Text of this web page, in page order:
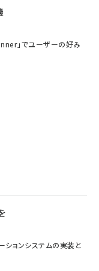
」でユーザーの好み
ションシステムの実装と